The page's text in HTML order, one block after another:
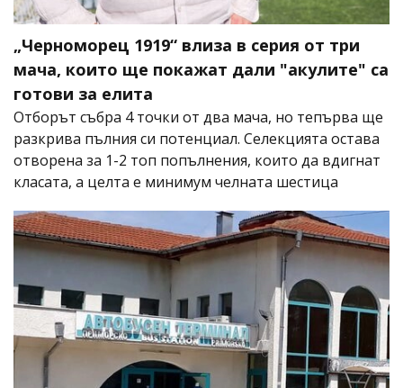
„Черноморец 1919“ влиза в серия от три
мача, които ще покажат дали "акулите" са
готови за елита
Отборът събра 4 точки от два мача, но тепърва ще
разкрива пълния си потенциал. Селекцията остава
отворена за 1-2 топ попълнения, които да вдигнат
класата, а целта е минимум челната шестица